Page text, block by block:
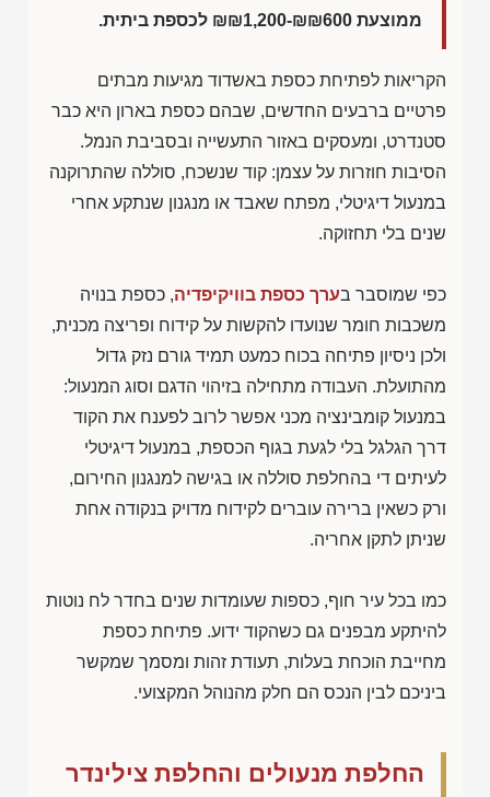
ממוצעת ₪₪1,200-₪₪600 לכספת ביתית.
הקריאות לפתיחת כספת באשדוד מגיעות מבתים
פרטיים ברבעים החדשים, שבהם כספת בארון היא כבר
סטנדרט, ומעסקים באזור התעשייה ובסביבת הנמל.
הסיבות חוזרות על עצמן: קוד שנשכח, סוללה שהתרוקנה
במנעול דיגיטלי, מפתח שאבד או מנגנון שנתקע אחרי
שנים בלי תחזוקה.
כפי שמוסבר בערך כספת בוויקיפדיה, כספת בנויה
משכבות חומר שנועדו להקשות על קידוח ופריצה מכנית,
ולכן ניסיון פתיחה בכוח כמעט תמיד גורם נזק גדול
מהתועלת. העבודה מתחילה בזיהוי הדגם וסוג המנעול:
במנעול קומבינציה מכני אפשר לרוב לפענח את הקוד
דרך הגלגל בלי לגעת בגוף הכספת, במנעול דיגיטלי
לעיתים די בהחלפת סוללה או בגישה למנגנון החירום,
ורק כשאין ברירה עוברים לקידוח מדויק בנקודה אחת
שניתן לתקן אחריה.
כמו בכל עיר חוף, כספות שעומדות שנים בחדר לח נוטות
להיתקע מבפנים גם כשהקוד ידוע. פתיחת כספת
מחייבת הוכחת בעלות, תעודת זהות ומסמך שמקשר
ביניכם לבין הנכס הם חלק מהנוהל המקצועי.
החלפת מנעולים והחלפת צילינדר